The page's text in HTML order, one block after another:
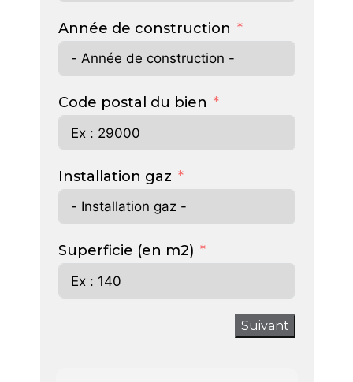
Année de construction
Code postal du bien
Installation gaz
Superficie (en m2)
Suivant